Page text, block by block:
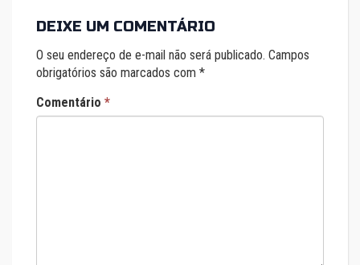
DEIXE UM COMENTÁRIO
O seu endereço de e-mail não será publicado. Campos
obrigatórios são marcados com *
Comentário *